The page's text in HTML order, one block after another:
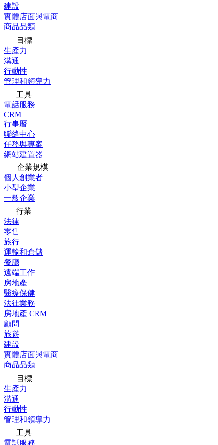
建設
實體店面與電商
商品品類
目標
生產力
溝通
行動性
管理和領導力
工具
電話服務
CRM
行事曆
聯絡中心
任務與專案
網站建置器
企業規模
個人創業者
小型企業
一般企業
行業
法律
零售
旅行
運輸和倉儲
餐廳
遠端工作
房地產
醫療保健
法律業務
房地產 CRM
顧問
旅遊
建設
實體店面與電商
商品品類
目標
生產力
溝通
行動性
管理和領導力
工具
電話服務